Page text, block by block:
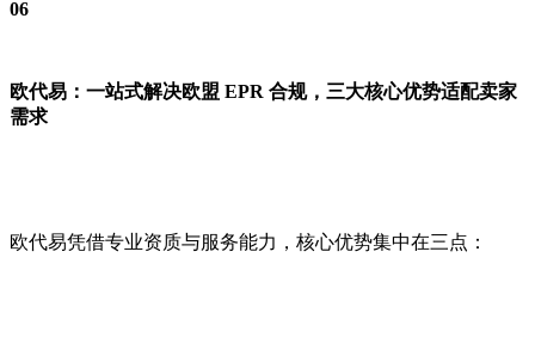
06
欧代易：一站式解决欧盟 EPR 合规，三大核心优势适配卖家
需求
欧代易凭借专业资质与服务能力，核心优势集中在三点：